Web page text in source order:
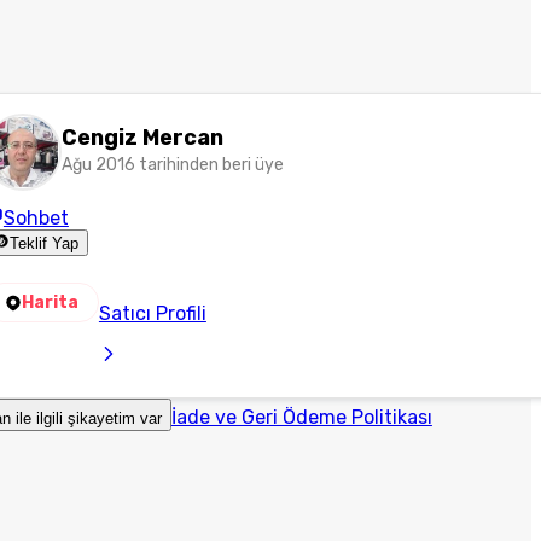
Cengiz Mercan
Ağu 2016 tarihinden beri üye
Sohbet
Teklif Yap
Harita Satıcı Profili
ile ilgili şikayetim var İade ve Geri Ödeme Politikası